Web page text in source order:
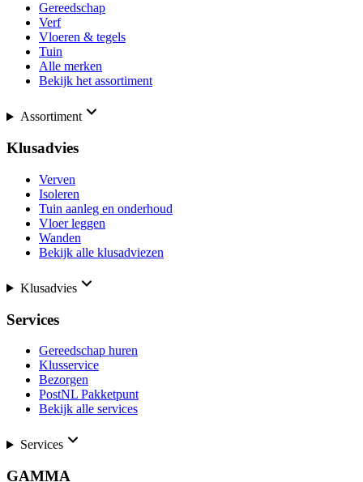
Gereedschap
Verf
Vloeren & tegels
Tuin
Alle merken
Bekijk het assortiment
Assortiment
Klusadvies
Verven
Isoleren
Tuin aanleg en onderhoud
Vloer leggen
Wanden
Bekijk alle klusadviezen
Klusadvies
Services
Gereedschap huren
Klusservice
Bezorgen
PostNL Pakketpunt
Bekijk alle services
Services
GAMMA